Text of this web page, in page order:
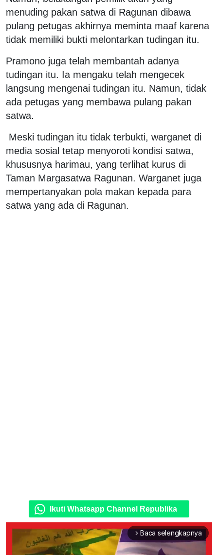
menuding pakan satwa di Ragunan dibawa
pulang petugas akhirnya meminta maaf karena
tidak memiliki bukti melontarkan tudingan itu.
Pramono juga telah membantah adanya
tudingan itu. Ia mengaku telah mengecek
langsung mengenai tudingan itu. Namun, tidak
ada petugas yang membawa pulang pakan
satwa.
Meski tudingan itu tidak terbukti, warganet di
media sosial tetap menyoroti kondisi satwa,
khususnya harimau, yang terlihat kurus di
Taman Margasatwa Ragunan. Warganet juga
mempertanyakan pola makan kepada para
satwa yang ada di Ragunan.
Ikuti Whatsapp Channel Republika
arrow_forward_ios Baca selengkapnya